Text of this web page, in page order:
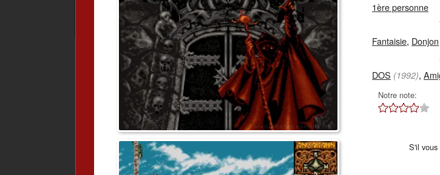
1ère personne
Fantaisie, Donjon
DOS (1992),
Notre note:
S'il